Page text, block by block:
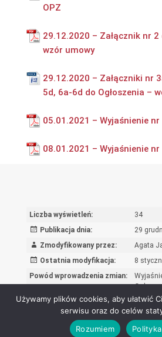
OPZ
29.12.2020 – Załącznik nr 2
wzór umowy
29.12.2020 – Załączniki nr
5d, 6a-6d do Ogłoszenia –
05.01.2021 – Wyjaśnienie nr
08.01.2021 – Wyjaśnienie nr
Liczba wyświetleń:
34
Publikacja dnia:
29
Zmodyfikowany przez:
Agata
Ostatnia modyfikacja:
8
Powód wprowadzenia zmian:
Ośrodek Rozwoju Edukacji - Biuletyn
Używamy plików cookies, aby ułatwić
serwisu oraz do celów
Rozumiem